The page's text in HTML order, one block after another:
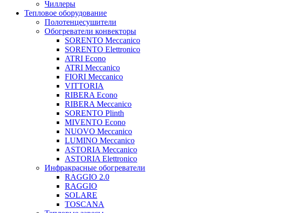
Чиллеры
Тепловое оборудование
Полотенцесушители
Обогреватели конвекторы
SORENTO Meccanico
SORENTO Elettronico
ATRI Econo
ATRI Meccanico
FIORI Meccanico
VITTORIA
RIBERA Econo
RIBERA Meccanico
SORENTO Plinth
MIVENTO Econo
NUOVO Meccanico
LUMINO Meccanico
ASTORIA Meccanico
ASTORIA Elettronico
Инфракрасные обогреватели
RAGGIO 2.0
RAGGIO
SOLARE
TOSCANA